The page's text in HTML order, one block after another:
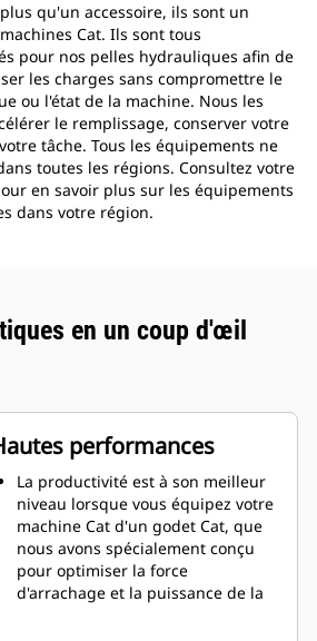
qu'un accessoire, ils sont un
Cat. Ils sont tous
pour nos pelles hydrauliques afin de
les charges sans compromettre le
ou l'état de la machine. Nous les
le remplissage, conserver votre
tâche. Tous les équipements ne
toutes les régions. Consultez votre
en savoir plus sur les équipements
dans votre région.
en un coup d'œil
performances
La productivité est à son meilleur
niveau lorsque vous équipez votre
machine Cat d'un godet Cat, que
nous avons spécialement conçu
pour optimiser la force
d'arrachage et la puissance de la